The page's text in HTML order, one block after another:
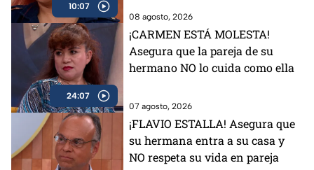
10:07
08 agosto, 2026
24:07
¡CARMEN ESTÁ MOLESTA!
Asegura que la pareja de su
hermano NO lo cuida como ella
07 agosto, 2026
¡FLAVIO ESTALLA! Asegura que
su hermana entra a su casa y
NO respeta su vida en pareja